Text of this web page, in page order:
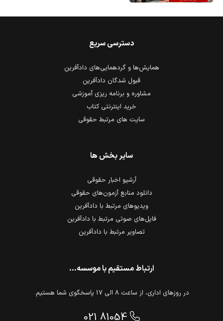
ارتباط مستقیم با موسسه...
در روزهای اداری، از ساعت 8 الی 17 پاسخگوی شما هستیم.
021 81054
دسترسی سریع
همایش‌ها و گردهمایی‌های دادآفرین
قبول شدگان دادآفرین
مشاوره و برنامه ریزی آموزشی
خرید اینترنتی کتاب
سایت های مرتبط حقوقی
سایر بخش ها
آرشیو اخبار حقوقی
دانلود منابع آزمون‌های حقوقی
ویدیوهای مرتبط با دادآفرین
فایل‌های صوتی مرتبط با دادآفرین
تصاویر مرتبط با دادآفرین